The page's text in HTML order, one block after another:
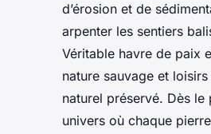
d’érosion et de
arpenter les sentiers
Véritable havre de paix
nature sauvage et
naturel préservé. Dès le
univers où chaque